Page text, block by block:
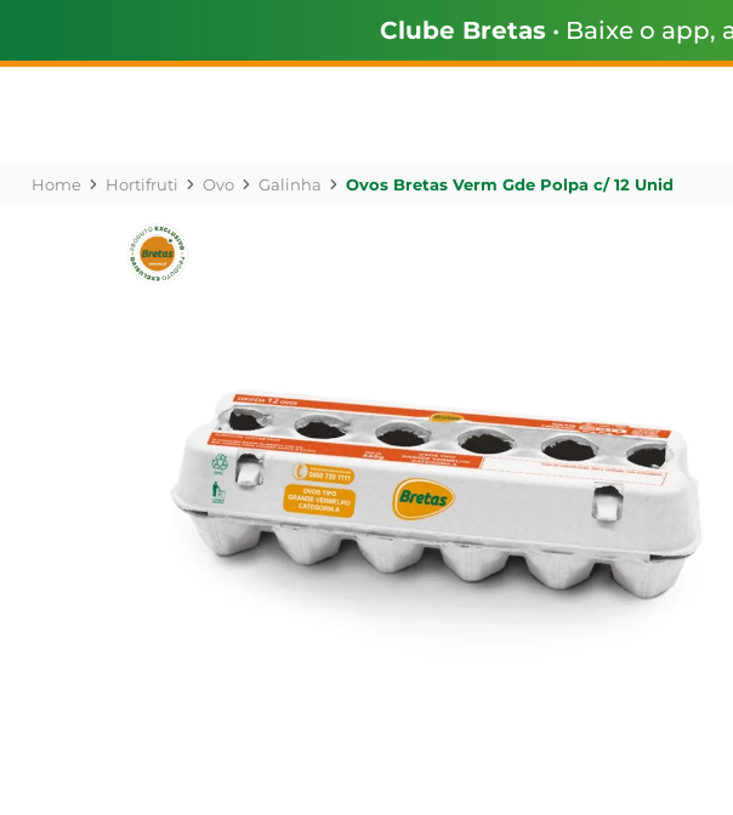
Clube Bretas • Baixe o app,
Hortifruti Ovo Galinha Ovos Bretas Verm Gde Polpa c/ 12 Unid